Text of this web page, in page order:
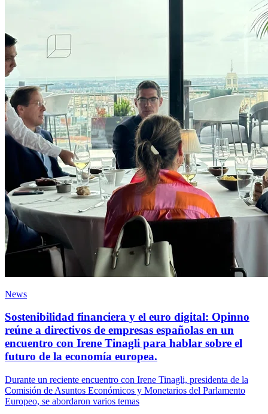
News
Sostenibilidad financiera y el euro digital: Opinno
reúne a directivos de empresas españolas en un
encuentro con Irene Tinagli para hablar sobre el
futuro de la economía europea.
Durante un reciente encuentro con Irene Tinagli, presidenta de la
Comisión de Asuntos Económicos y Monetarios del Parlamento
Europeo, se abordaron varios temas